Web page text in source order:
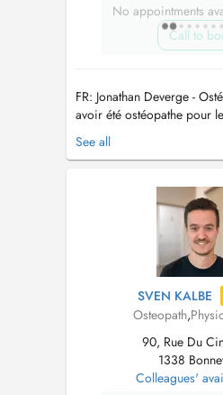
No appointments
Call to
FR: Jonathan Deverge -
avoir été ostéopathe pour
d'entraînement du FC
équipe professionnelle,
des athlètes de haut niveau.
Jonathan a exercé dans un
See all
SVEN KALBE
Osteopath,
90, Rue Du
1338
Colleagues'